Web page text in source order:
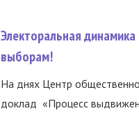
Электоральная
выборам!
На днях Центр
доклад «Процесс